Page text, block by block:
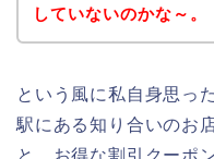
していないのかな～。
という風に私自身思っ
駅にある知り合いのお
と、お得な割引クーポ